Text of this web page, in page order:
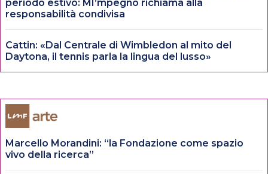
periodo estivo: MI’mpegno richiama alla
responsabilità condivisa
Cattin: «Dal Centrale di Wimbledon al mito del
Daytona, il tennis parla la lingua del lusso»
Marcello Morandini: “la Fondazione come spazio
vivo della ricerca”